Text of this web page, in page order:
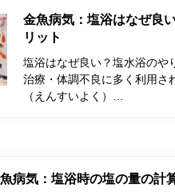
金魚病気：塩浴はなぜ良
リット
塩浴はなぜ良い？塩水浴のや
治療・体調不良に多く利用さ
（えんすいよく）…
病気：塩浴時の塩の量の計